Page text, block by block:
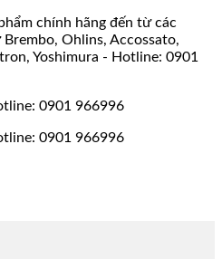
chính hãng đến từ các
Ohlins, Accossato,
Yoshimura - Hotline: 0901
0901 966996
0901 966996